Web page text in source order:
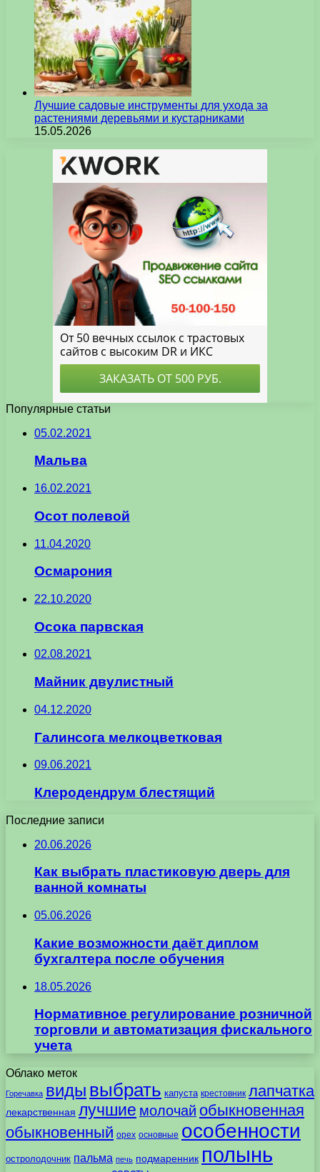
Лучшие садовые инструменты для ухода за
растениями деревьями и кустарниками
15.05.2026
Популярные статьи
05.02.2021
Мальва
16.02.2021
Осот полевой
11.04.2020
Осмарония
22.10.2020
Осока парвская
02.08.2021
Майник двулистный
04.12.2020
Галинсога мелкоцветковая
09.06.2021
Клеродендрум блестящий
Последние записи
20.06.2026
Как выбрать пластиковую дверь для
ванной комнаты
05.06.2026
Какие возможности даёт диплом
бухгалтера после обучения
18.05.2026
Нормативное регулирование розничной
торговли и автоматизация фискального
учета
Облако меток
Горечавка виды выбрать капуста крестовник лапчатка
лекарственная лучшие молочай обыкновенная
обыкновенный орех основные особенности
остролодочник пальма печь подмаренник полынь